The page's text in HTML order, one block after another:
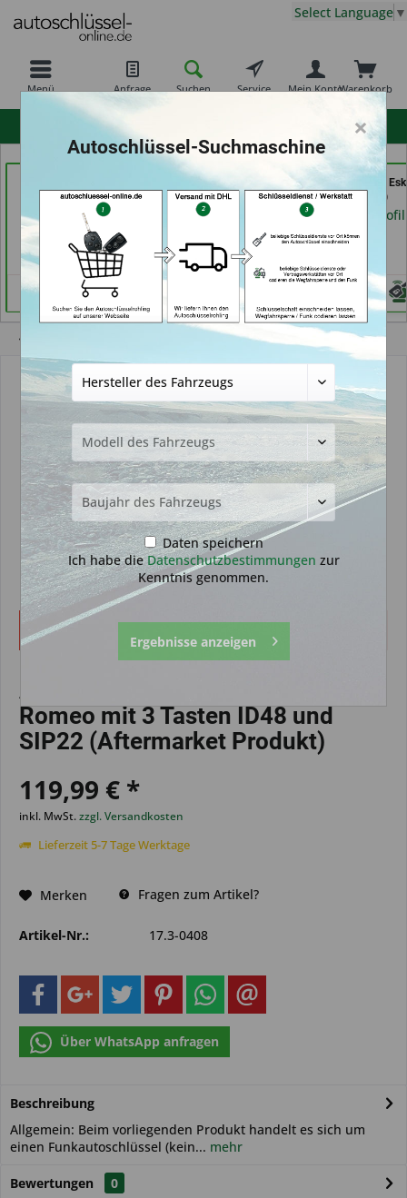
Menü Anfrage Suchen Service Warenkorb
Mein Konto
Select Language ▼
Grevenbroich)
Händlerprofil
TAYFUN 2.0 GmbH (in
Nürnberg)
Händlerprofil
Shoes & Keys by
Erlangen)
Händlerprofil
Autoschlüssel geeignet für Alfa
Romeo mit 3 Tasten ID48 und
SIP22 (Aftermarket Produkt)
119,99 € *
inkl. MwSt.zzgl. Versandkosten
Lieferzeit 5-7 Tage Werktage
Merken Fragen zum Artikel?
Artikel-Nr.: 17.3-0408
Über WhatsApp anfragen
Beschreibung
Allgemein: Beim vorliegenden Produkt handelt es sich um
einen Funkautoschlüssel (kein... mehr
Bewertungen
0
×
Autoschlüssel-Suchmaschine
Daten speichern
Ich habe dieDatenschutzbestimmungen zur
Kenntnis genommen.
Ergebnisse anzeigen